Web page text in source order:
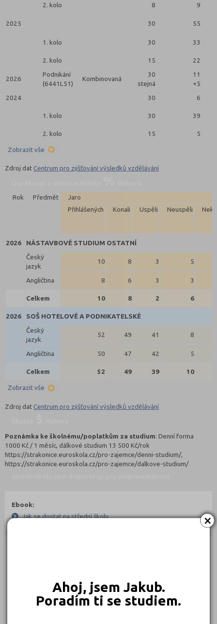
×
Ahoj, jsem Jakub.
Poradím ti se studiem.
2. kolo 8 9
2025 30 55
1. kolo 30 33
2. kolo 15 22
2026
Podnikání
(6441L51)
Kombinovaná
30
stejná
11
+5
2024
30 6
1. kolo 30 39
2. kolo 15 5
Zobrazit vše
Zdroj datCentrum pro zjišťování výsledků vzdělávání
Rok
Předmět
Jaro
Přihlášených
Konali Uspěli Neuspěli
2026
NÁSTAVBOVÉ STUDIUM OSTATNÍ
Český
jazyk
10 8 3 5
Angličtina 8 6 3 3
Celkem 10 8 2 6
2026
SOŠ HOTELOVÉ A PODNIKATELSKÉ
Český
jazyk
52 49 41 8
Angličtina 50 47 42 5
Celkem 52 49 39 10
Zobrazit vše
Zdroj datCentrum pro zjišťování výsledků vzdělávání
Poznámka ke školnému/poplatkům za studium: Denní forma
1000 Kč / 1 měsíc, dálkové studium 13 500 Kč/rok
https://strakonice.euroskola.cz/pro-zajemce/denni-studium/,
https://strakonice.euroskola.cz/pro-zajemce/dalkove-studium/
Ebook:
Jak se dostat na střední školu